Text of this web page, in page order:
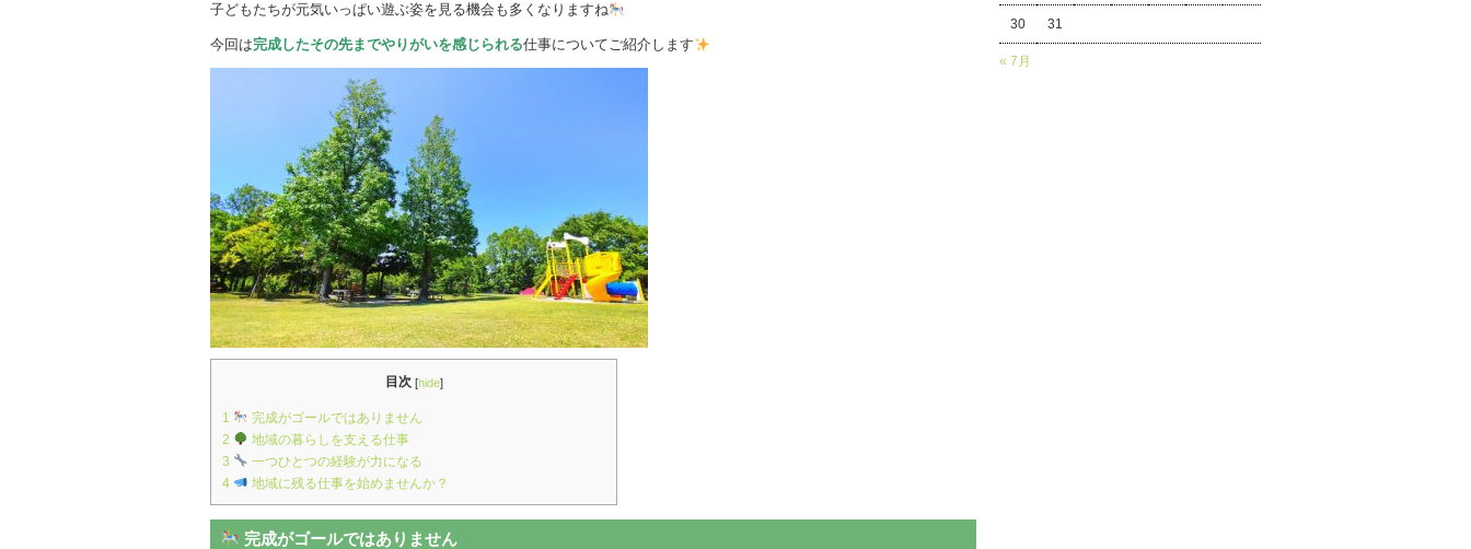
子どもたちが元気いっぱい遊ぶ姿を見る機会も多くなりますね
今回は完成したその先までやりがいを感じられる仕事についてご紹介します
目次 [hide]
1
完成がゴールではありません
2
地域の暮らしを支える仕事
3
一つひとつの経験が力になる
4
地域に残る仕事を始めませんか？
完成がゴールではありません
« 7月
30 31